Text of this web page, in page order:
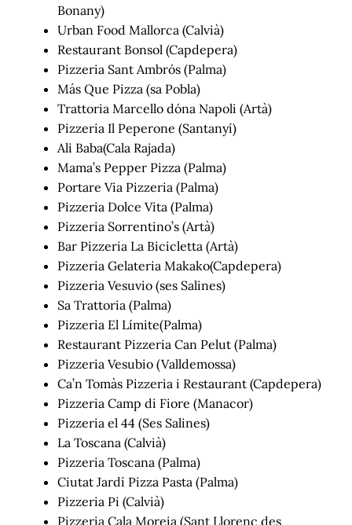
Bonany)
Urban Food Mallorca (Calvià)
Restaurant Bonsol (Capdepera)
Pizzeria Sant Ambrós (Palma)
Más Que Pizza (sa Pobla)
Trattoria Marcello dóna Napoli (Artà)
Pizzeria Il Peperone (Santanyí)
Ali Baba(Cala Rajada)
Mama’s Pepper Pizza (Palma)
Portare Via Pizzeria (Palma)
Pizzeria Dolce Vita (Palma)
Pizzeria Sorrentino’s (Artà)
Bar Pizzeria La Bicicletta (Artà)
Pizzeria Gelateria Makako(Capdepera)
Pizzeria Vesuvio (ses Salines)
Sa Trattoria (Palma)
Pizzeria El Límite(Palma)
Restaurant Pizzeria Can Pelut (Palma)
Pizzeria Vesubio (Valldemossa)
Ca’n Tomàs Pizzeria i Restaurant (Capdepera)
Pizzeria Camp di Fiore (Manacor)
Pizzeria el 44 (Ses Salines)
La Toscana (Calvià)
Pizzeria Toscana (Palma)
Ciutat Jardí Pizza Pasta (Palma)
Pizzeria Pi (Calvià)
Pizzeria Cala Moreia (Sant Llorenç des